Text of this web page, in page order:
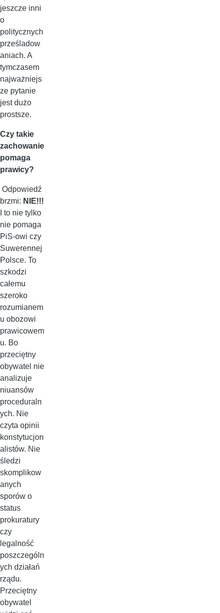
jeszcze inni
o
politycznych
prześladow
aniach. A
tymczasem
najważniejs
ze pytanie
jest dużo
prostsze.
Czy takie
zachowanie
pomaga
prawicy?
Odpowiedź
brzmi: NIE!!!
I to nie tylko
nie pomaga
PiS-owi czy
Suwerennej
Polsce. To
szkodzi
całemu
szeroko
rozumianem
u obozowi
prawicowem
u. Bo
przeciętny
obywatel nie
analizuje
niuansów
proceduraln
ych. Nie
czyta opinii
konstytucjon
alistów. Nie
śledzi
skomplikow
anych
sporów o
status
prokuratury
czy
legalność
poszczególn
ych działań
rządu.
Przeciętny
obywatel